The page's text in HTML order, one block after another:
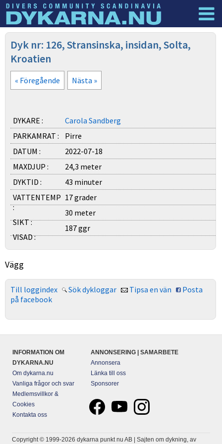
Dyknyheter
Dyk nr: 126, Stransinska, insidan, Solta,
Kroatien
« Föregående Nästa »
DYKARE :
Carola Sandberg
PARKAMRAT :
Pirre
DATUM :
2022-07-18
MAXDJUP :
24,3 meter
DYKTID :
43 minuter
VATTENTEMP
:
17 grader
SIKT :
30 meter
VISAD :
187 ggr
Vägg
Till loggindex Sök dykloggar Tipsa en vän
Posta
på facebook
INFORMATION OM
DYKARNA.NU
Om dykarna.nu
Vanliga frågor och svar
Medlemsvillkor &
Cookies
Kontakta oss
ANNONSERING | SAMARBETE
Annonsera
Länka till oss
Sponsorer
Copyright © 1999-2026 dykarna punkt nu AB | Sajten om dykning, av